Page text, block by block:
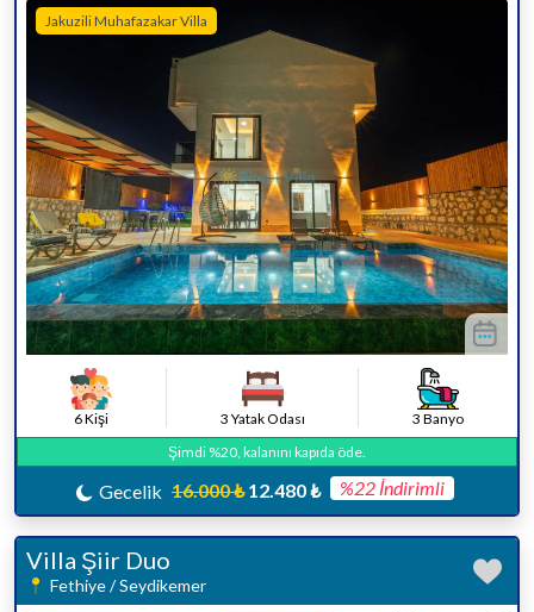
Jakuzili Muhafazakar Villa
6 Kişi 3 Yatak Odası
3 Banyo
Şimdi %20, kalanını kapıda öde.
Gecelik 16.000 ₺ 12.480 ₺ %22 İndirimli
Villa Şiir Duo
Fethiye / Seydikemer